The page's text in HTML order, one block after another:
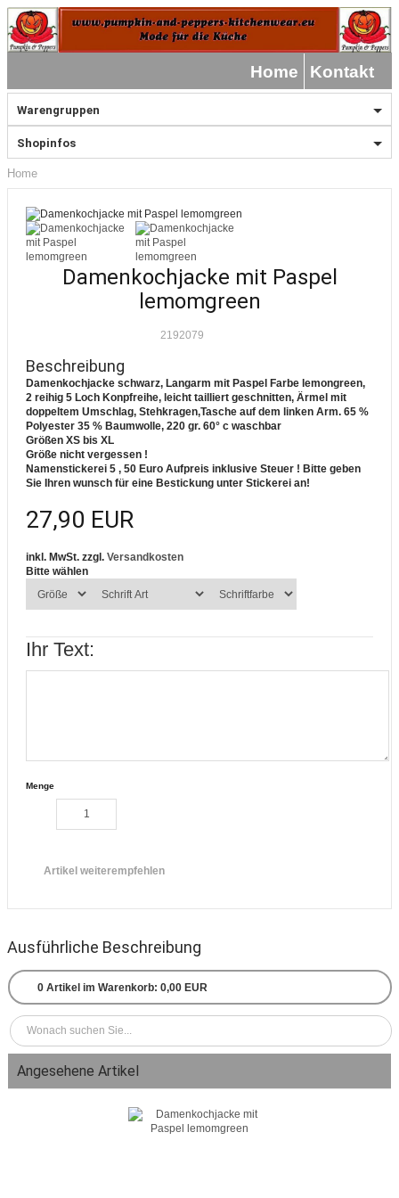
Home Kontakt
Warengruppen
Shopinfos
Home
Damenkochjacke mit Paspel
lemomgreen
2192079
Beschreibung
Damenkochjacke schwarz, Langarm mit Paspel Farbe lemongreen,
2 reihig 5 Loch Konpfreihe, leicht tailliert geschnitten, Ärmel mit
doppeltem Umschlag, Stehkragen,Tasche auf dem linken Arm. 65 %
Polyester 35 % Baumwolle, 220 gr. 60° c waschbar
Größen XS bis XL
Größe nicht vergessen !
Namenstickerei 5 , 50 Euro Aufpreis inklusive Steuer ! Bitte geben
Sie Ihren wunsch für eine Bestickung unter Stickerei an!
27,90 EUR
inkl. MwSt. zzgl. Versandkosten
Bitte wählen
Ihr Text:
Menge
Artikel weiterempfehlen
Ausführliche Beschreibung
0 Artikel im Warenkorb: 0,00 EUR
Angesehene Artikel